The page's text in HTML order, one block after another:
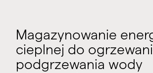
Magazynowanie
cieplnej do
podgrzewania wody